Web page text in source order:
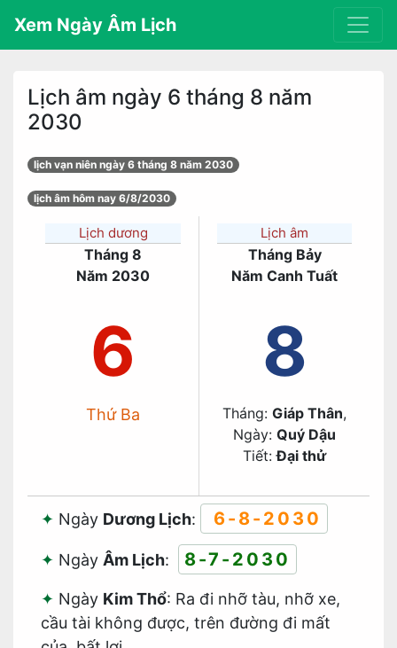
Xem Ngày Âm Lịch
Lịch âm ngày 6 tháng 8 năm
2030
lịch vạn niên ngày 6 tháng 8 năm 2030
lịch âm hôm nay 6/8/2030
Lịch dương
Tháng 8
Năm 2030
6
Thứ Ba
Lịch âm
Tháng Bảy
Năm Canh Tuất
8
Tháng: Giáp Thân,
Ngày: Quý Dậu
Tiết:Đại thử
Ngày Dương Lịch: 6-8-2030
Ngày Âm Lịch: 8-7-2030
Ngày Kim Thổ: Ra đi nhỡ tàu, nhỡ xe,
cầu tài không được, trên đường đi mất